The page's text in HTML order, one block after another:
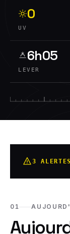
0
UV
6h05
LEVER
3
01